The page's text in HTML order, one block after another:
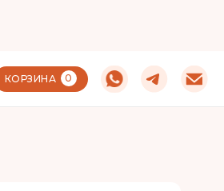
КОРЗИНА 0